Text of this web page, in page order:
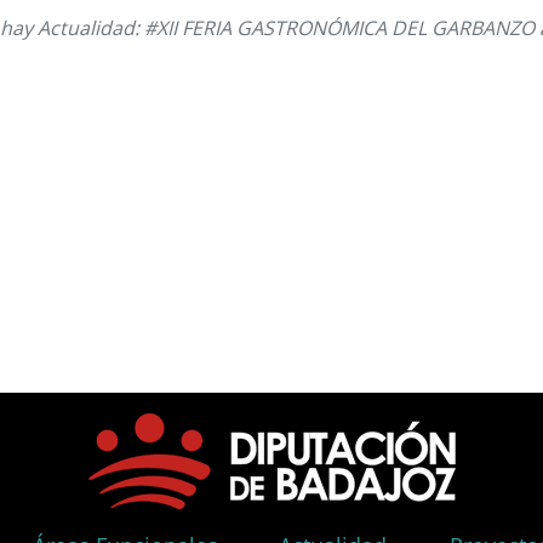
Actualidad: #XII FERIA GASTRONÓMICA DEL GARBANZO